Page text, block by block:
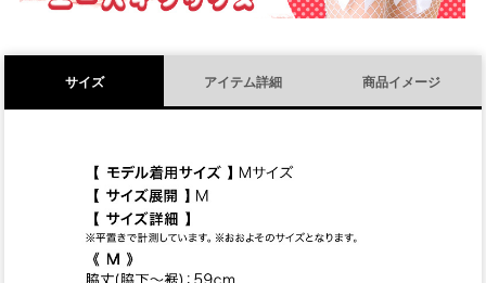
サイズ アイテム詳細 商品イメージ